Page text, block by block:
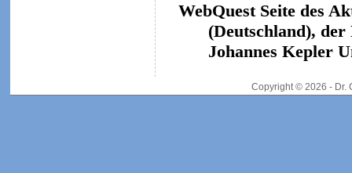
WebQuest Seite des
(Deutschland), der
Johannes Kepler
Copyright © 2026 - Dr.